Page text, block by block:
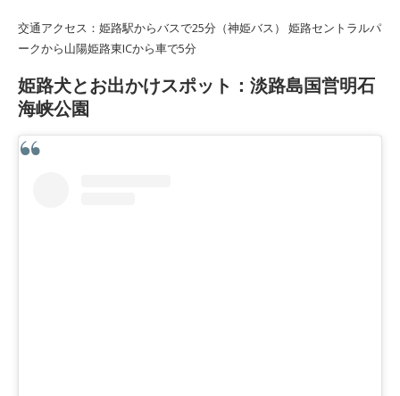
交通アクセス：姫路駅からバスで25分（神姫バス） 姫路セントラルパ
ークから山陽姫路東ICから車で5分
姫路犬とお出かけスポット：淡路島国営明石
海峡公園